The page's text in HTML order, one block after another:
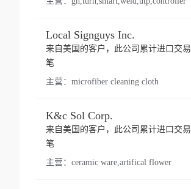
Local Signguys Inc.
来自美国的客户，此公司累计进口交易
笔
主营： microfiber cleaning cloth
K&c Sol Corp.
来自美国的客户，此公司累计进口交易
笔
主营： ceramic ware,artifical flower